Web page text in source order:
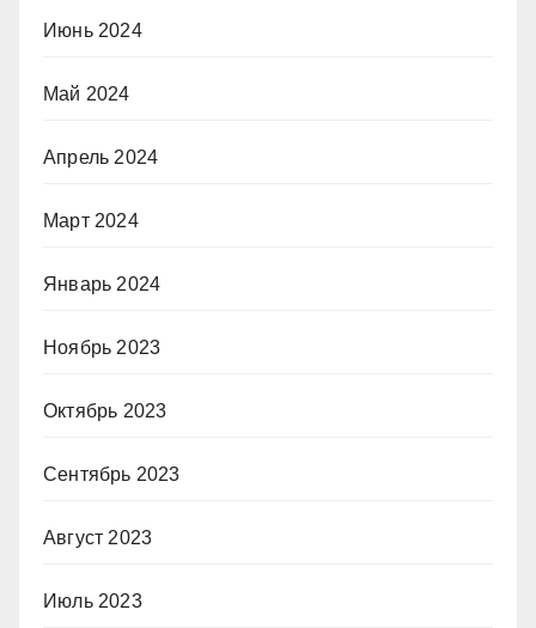
Июнь 2024
Май 2024
Апрель 2024
Март 2024
Январь 2024
Ноябрь 2023
Октябрь 2023
Сентябрь 2023
Август 2023
Июль 2023